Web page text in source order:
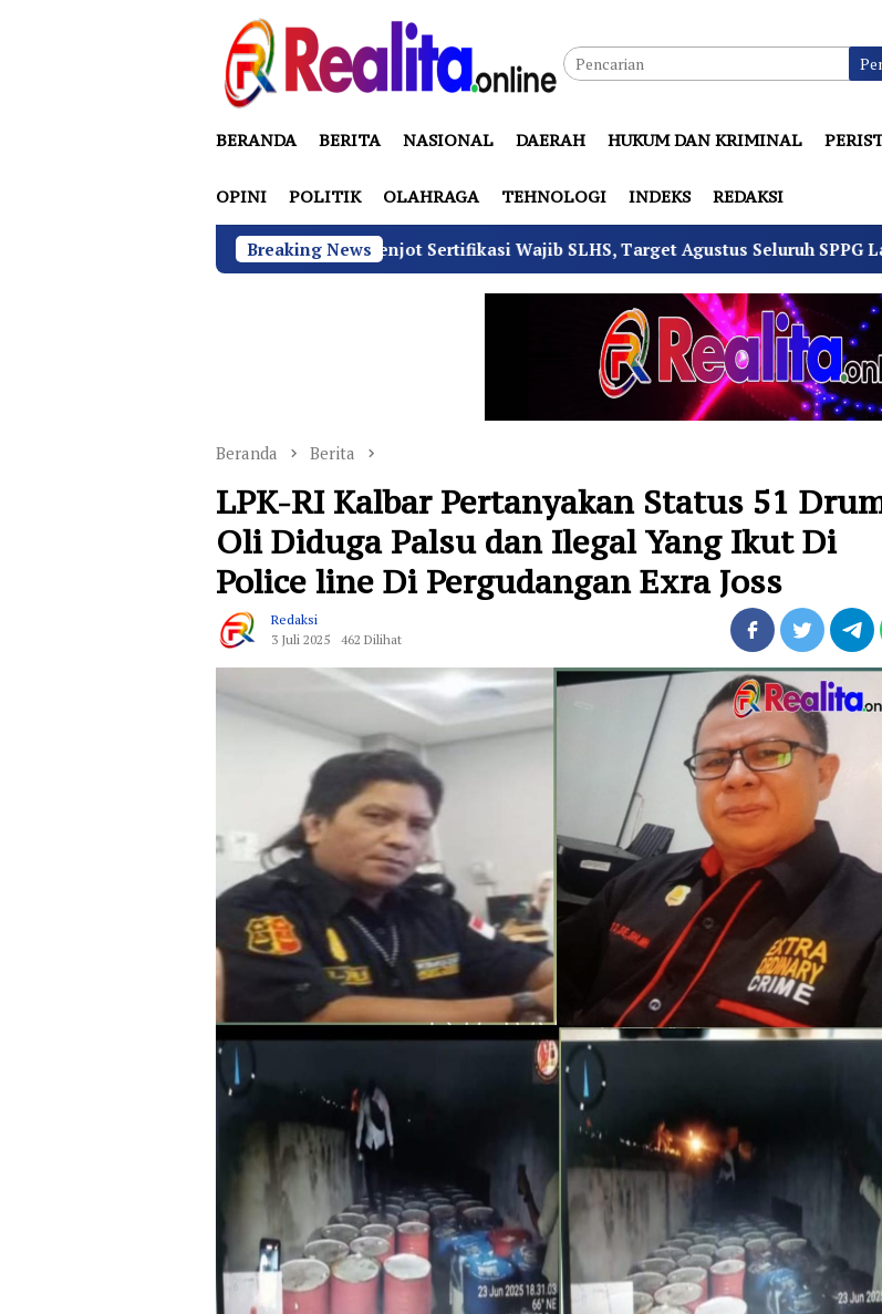
BERANDA BERITA NASIONAL DAERAH HUKUM DAN KRIMINAL
OPINI POLITIK OLAHRAGA TEHNOLOGI INDEKS REDAKSI
Breaking News
di Bawah Sudaryono Genjot Sertifikasi Wajib SLHS, Target Agustus Seluruh SPPG Layak Operasi
Beranda Berita
LPK-RI Kalbar Pertanyakan Status 51
Oli Diduga Palsu dan Ilegal Yang Ikut Di
Police line Di Pergudangan Exra Joss
Redaksi
3 Juli 2025
462 Dilihat